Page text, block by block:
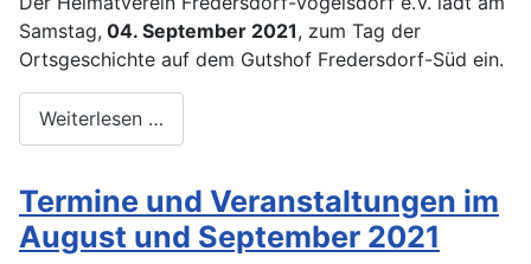
Samstag, 04. September 2021, zum Tag der
Ortsgeschichte auf dem Gutshof Fredersdorf-Süd ein.
Weiterlesen …
Termine und Veranstaltungen im
August und September 2021